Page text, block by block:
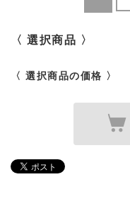
〈 選択商品 〉
〈 選択商品の価格 〉